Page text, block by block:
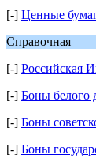
[-] Ценные
Справочная
[-] Российская
[-] Боны белого
[-] Боны
[-] Боны